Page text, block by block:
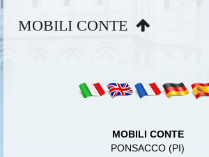
MOBILI CONTE
MOBILI CONTE
PONSACCO (PI)